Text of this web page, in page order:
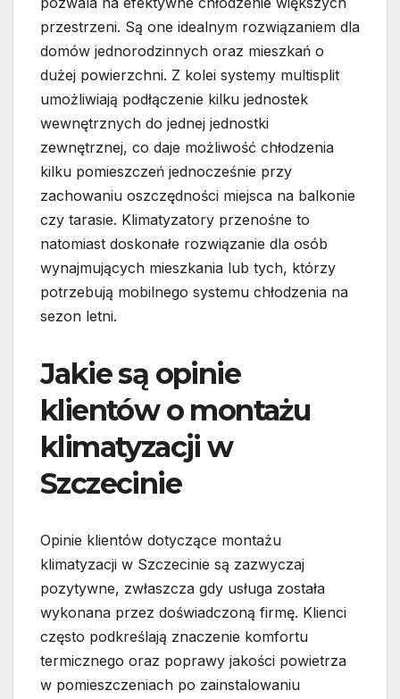
przestrzeni. Są one idealnym rozwiązaniem dla
domów jednorodzinnych oraz mieszkań o
dużej powierzchni. Z kolei systemy multisplit
umożliwiają podłączenie kilku jednostek
wewnętrznych do jednej jednostki
zewnętrznej, co daje możliwość chłodzenia
kilku pomieszczeń jednocześnie przy
zachowaniu oszczędności miejsca na balkonie
czy tarasie. Klimatyzatory przenośne to
natomiast doskonałe rozwiązanie dla osób
wynajmujących mieszkania lub tych, którzy
potrzebują mobilnego systemu chłodzenia na
sezon letni.
Jakie są opinie
klientów o montażu
klimatyzacji w
Szczecinie
Opinie klientów dotyczące montażu
klimatyzacji w Szczecinie są zazwyczaj
pozytywne, zwłaszcza gdy usługa została
wykonana przez doświadczoną firmę. Klienci
często podkreślają znaczenie komfortu
termicznego oraz poprawy jakości powietrza
w pomieszczeniach po zainstalowaniu